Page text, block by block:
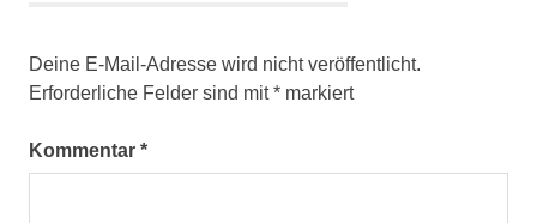
Deine E-Mail-Adresse wird nicht veröffentlicht.
Erforderliche Felder sind mit* markiert
Kommentar *